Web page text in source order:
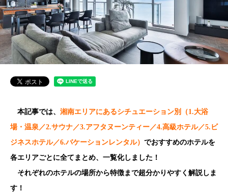
本記事では、 湘南エリアにあるシチュエーション別（1.大浴
場・温泉／2.サウナ／3.アフタヌーンティー／4.高級ホテル／5.ビ
ジネスホテル／6.バケーションレンタル） でおすすめのホテルを
各エリアごとに全てまとめ、一覧化しました！
それぞれのホテルの場所から特徴まで超分かりやすく解説しま
す！